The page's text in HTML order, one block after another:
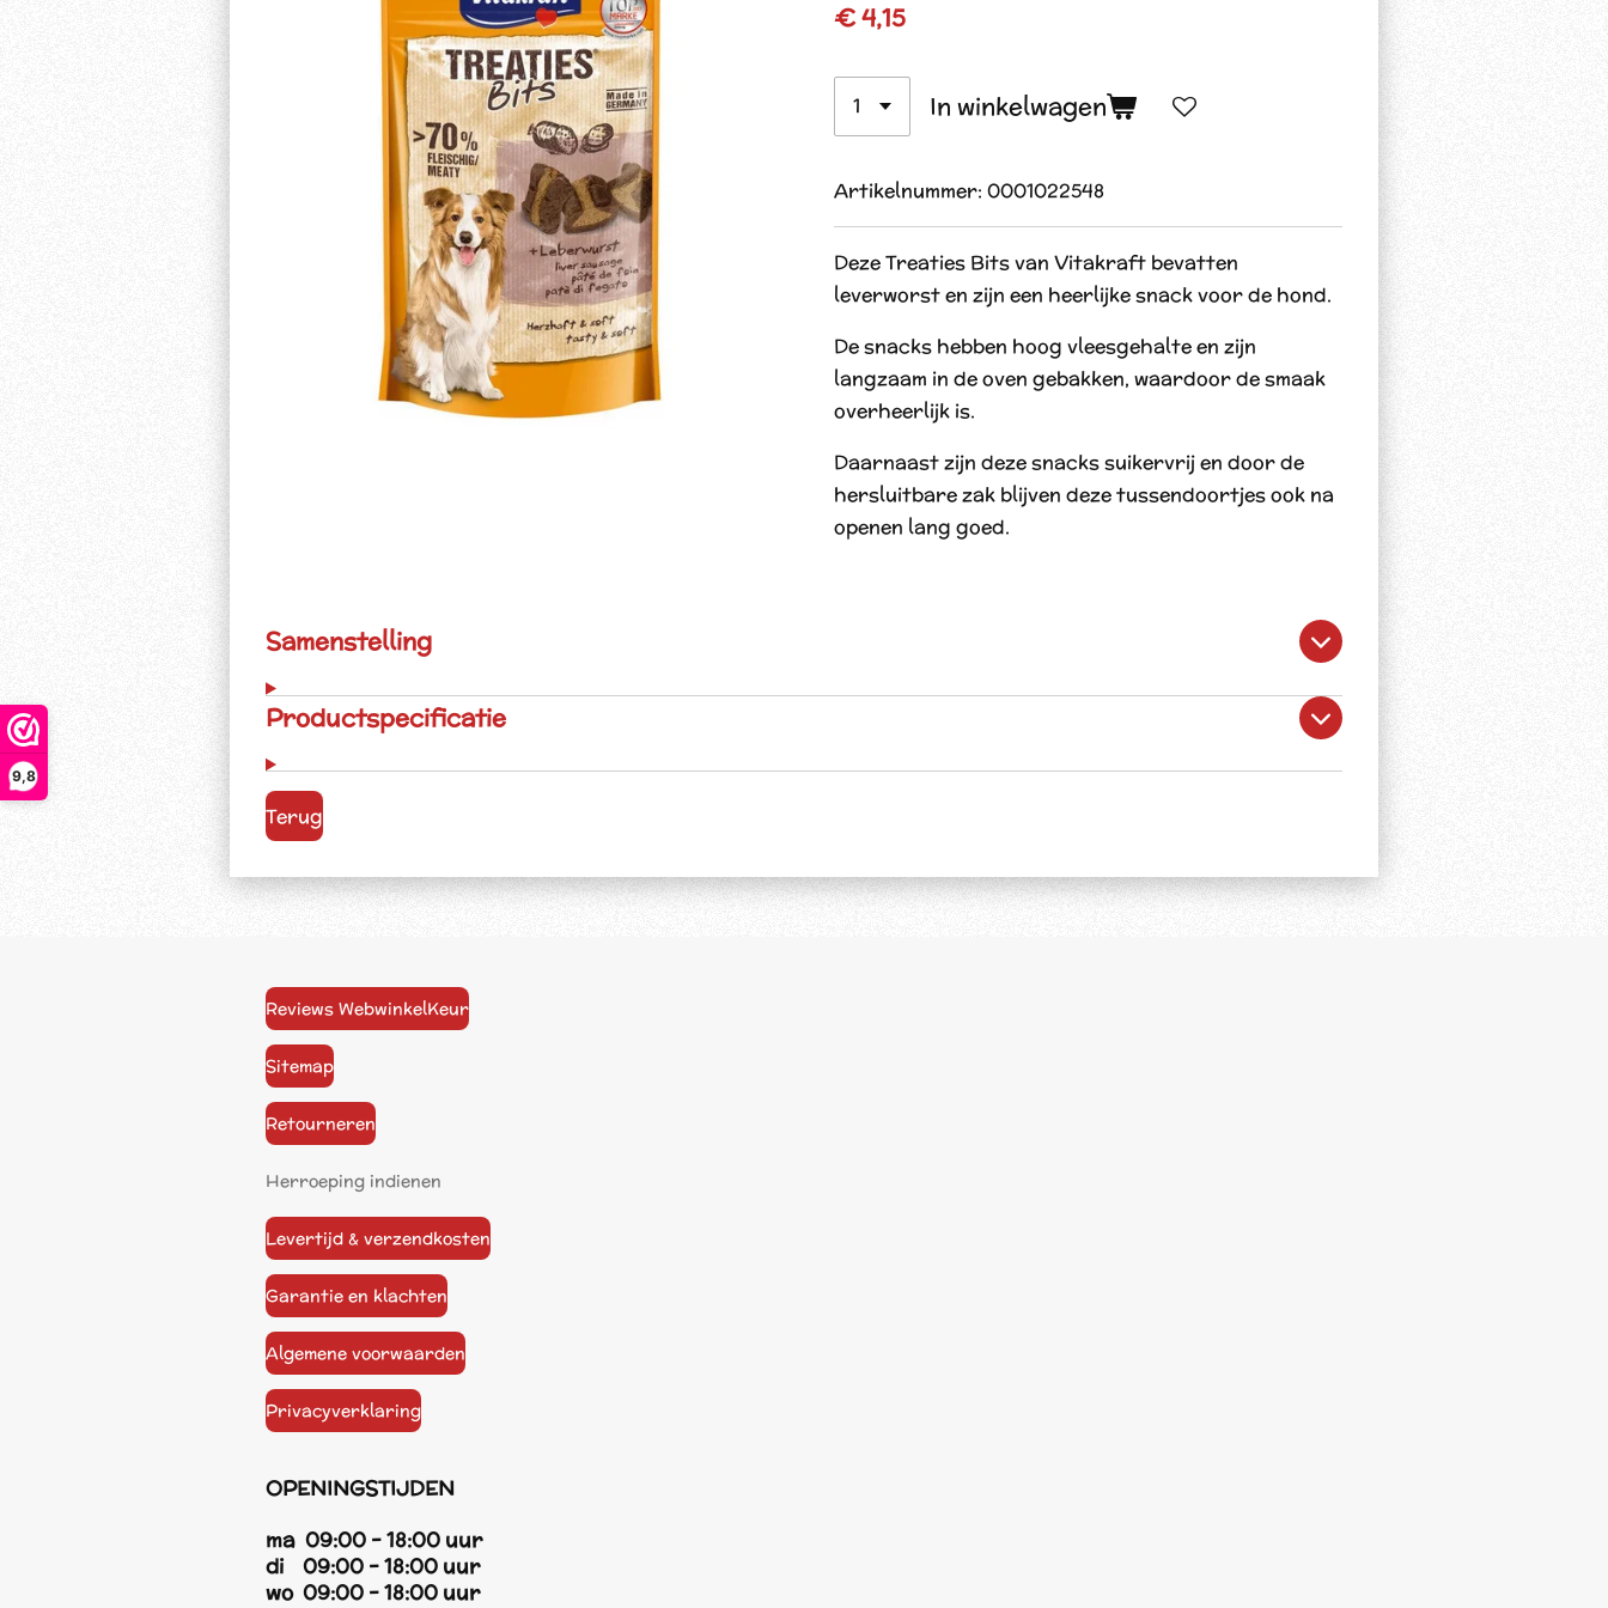
9,8
€ 4,15
In winkelwagen
Artikelnummer: 0001022548
Deze Treaties Bits van Vitakraft bevatten
leverworst en zijn een heerlijke snack voor de hond.
De snacks hebben hoog vleesgehalte en zijn
langzaam in de oven gebakken, waardoor de smaak
overheerlijk is.
Daarnaast zijn deze snacks suikervrij en door de
hersluitbare zak blijven deze tussendoortjes ook na
openen lang goed.
Samenstelling
Productspecificatie
Terug
Reviews WebwinkelKeur
Sitemap
Retourneren
Herroeping indienen
Levertijd & verzendkosten
Garantie en klachten
Algemene voorwaarden
Privacyverklaring
OPENINGSTIJDEN
ma 09:00 - 18:00 uur
di 09:00 - 18:00 uur
wo 09:00 - 18:00 uur